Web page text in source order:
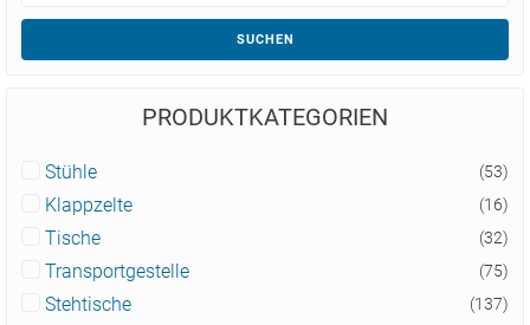
SUCHEN
PRODUKTKATEGORIEN
Stühle (53)
Klappzelte (16)
Tische (32)
Transportgestelle (75)
Stehtische (137)